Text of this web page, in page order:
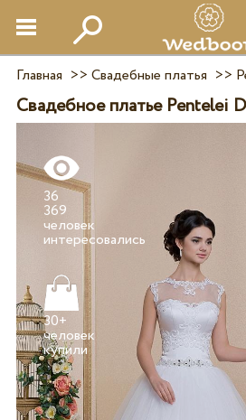
Главная >> Свадебные платья >>
Свадебное платье Pentelei
36
369
человек
30+
человек